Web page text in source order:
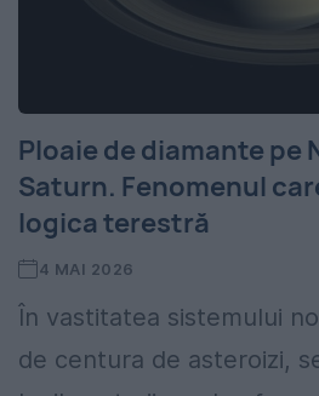
Ploaie de diamante pe
Saturn. Fenomenul
logica terestră
4 MAI 2026
În vastitatea sistemului
de centura de asteroizi,